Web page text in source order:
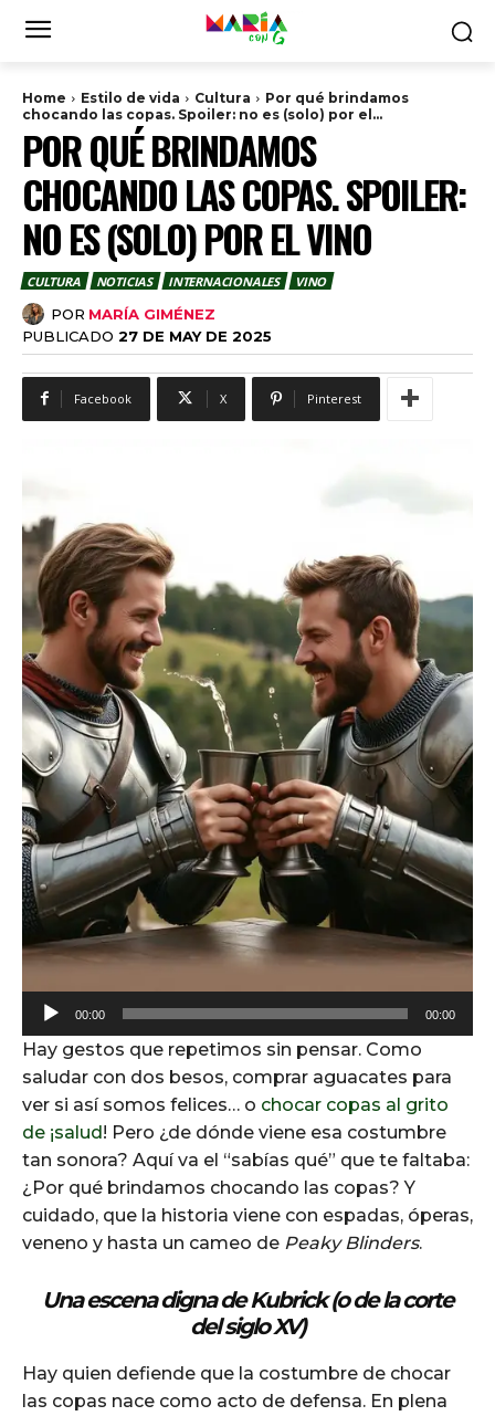
Home Estilo de vida Cultura
Por qué brindamos
chocando las copas. Spoiler: no es (solo) por el...
POR QUÉ BRINDAMOS
CHOCANDO LAS COPAS. SPOILER:
NO ES (SOLO) POR EL VINO
CULTURA NOTICIAS INTERNACIONALES VINO
POR MARÍA GIMÉNEZ
PUBLICADO 27 DE MAY DE 2025
Facebook X Pinterest
u
d
i
o
P
l
a
y
e
00:00 00:00
Hay gestos que repetimos sin pensar. Como
saludar con dos besos, comprar aguacates para
ver si así somos felices… o chocar copas al grito
de ¡salud! Pero ¿de dónde viene esa costumbre
tan sonora? Aquí va el “sabías qué” que te faltaba:
¿Por qué brindamos chocando las copas? Y
cuidado, que la historia viene con espadas, óperas,
veneno y hasta un cameo de Peaky Blinders.
Una escena digna de Kubrick (o de la corte
del siglo XV)
Hay quien defiende que la costumbre de chocar
las copas nace como acto de defensa. En plena